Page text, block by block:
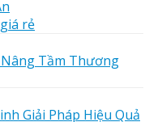
rẻ
Tầm Thương
Giải Pháp Hiệu Quả